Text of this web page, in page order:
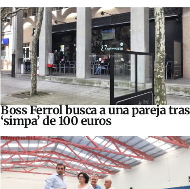
Boss Ferrol busca a una pareja
‘simpa’ de 100 euros